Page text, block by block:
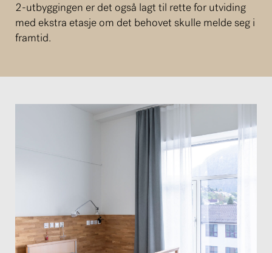
2-utbyggingen er det også lagt til rette for utviding
med ekstra etasje om det behovet skulle melde seg i
framtid.